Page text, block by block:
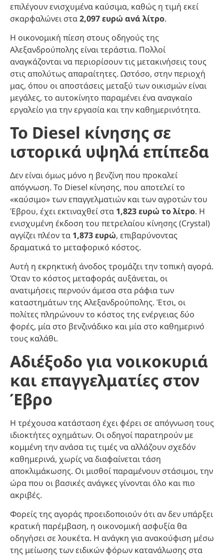
επιλέγουν ενισχυμένα καύσιμα, καθώς η τιμή εκεί
σκαρφαλώνει στα2,097 ευρώ ανά λίτρο.
Η οικονομική πίεση στους οδηγούς της
Αλεξανδρούπολης είναι τεράστια. Πολλοί
αναγκάζονται να περιορίσουν τις μετακινήσεις τους
στις απολύτως απαραίτητες. Ωστόσο, στην περιοχή
μας, όπου οι αποστάσεις μεταξύ των οικισμών είναι
μεγάλες, το αυτοκίνητο παραμένει ένα αναγκαίο
εργαλείο για την εργασία και την καθημερινότητα.
Το Diesel κίνησης σε
ιστορικά υψηλά επίπεδα
Δεν είναι όμως μόνο η βενζίνη που προκαλεί
απόγνωση. Το Diesel κίνησης, που αποτελεί το
«καύσιμο» των επαγγελματιών και των αγροτών του
Έβρου, έχει εκτιναχθεί στα 1,823 ευρώ το λίτρο. Η
ενισχυμένη έκδοση του πετρελαίου κίνησης (Crystal)
αγγίζει πλέον τα 1,873 ευρώ, επιβαρύνοντας
δραματικά το μεταφορικό κόστος.
Αυτή η εκρηκτική άνοδος τρομάζει την τοπική αγορά.
Όταν το κόστος μεταφοράς αυξάνεται, οι
ανατιμήσεις περνούν άμεσα στα ράφια των
καταστημάτων της Αλεξανδρούπολης. Έτσι, οι
πολίτες πληρώνουν το κόστος της ενέργειας δύο
φορές, μία στο βενζινάδικο και μία στο καθημερινό
τους καλάθι.
Αδιέξοδο για νοικοκυριά
και επαγγελματίες στον
Έβρο
Η τρέχουσα κατάσταση έχει φέρει σε απόγνωση τους
ιδιοκτήτες οχημάτων. Οι οδηγοί παρατηρούν με
κομμένη την ανάσα τις τιμές να αλλάζουν σχεδόν
καθημερινά, χωρίς να διαφαίνεται τάση
αποκλιμάκωσης. Οι μισθοί παραμένουν στάσιμοι, την
ώρα που οι βασικές ανάγκες γίνονται όλο και πιο
ακριβές.
Φορείς της αγοράς προειδοποιούν ότι αν δεν υπάρξει
κρατική παρέμβαση, η οικονομική ασφυξία θα
οδηγήσει σε λουκέτα. Η ανάγκη για ανακούφιση μέσω
της μείωσης των ειδικών φόρων κατανάλωσης στα